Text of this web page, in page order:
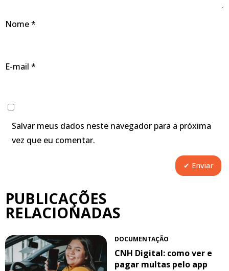
Nome*
E-mail *
Salvar meus dados neste navegador para a próxima
vez que eu comentar.
PUBLICAÇÕES
RELACIONADAS
DOCUMENTAÇÃO
CNH Digital: como ver e
pagar multas pelo app